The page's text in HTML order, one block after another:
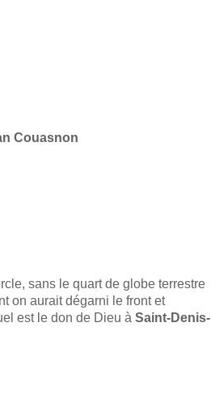
Couasnon
sans le quart de globe terrestre
on aurait dégarni le front et
est le don de Dieu à Saint-Denis-